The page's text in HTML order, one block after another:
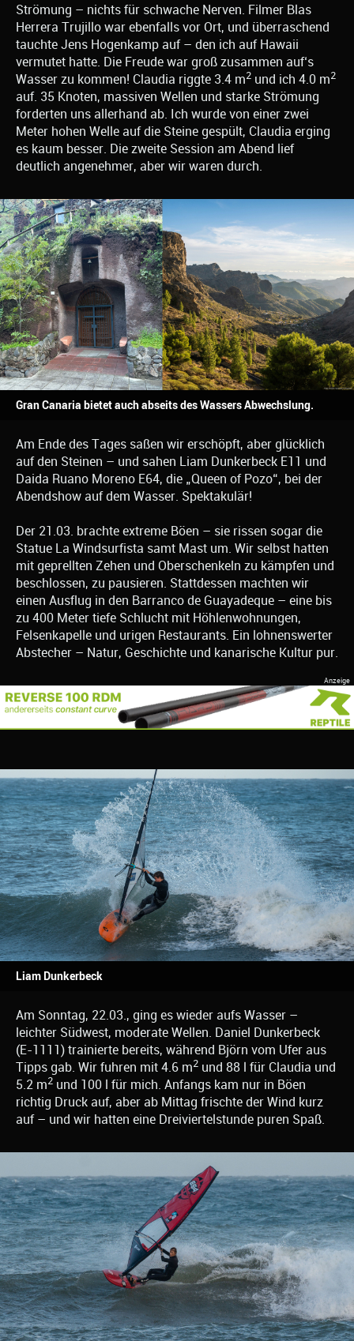
Strömung – nichts für schwache Nerven. Filmer Blas
Herrera Trujillo war ebenfalls vor Ort, und überraschend
tauchte Jens Hogenkamp auf – den ich auf Hawaii
vermutet hatte. Die Freude war groß zusammen auf‘s
Wasser zu kommen! Claudia riggte 3.4 m2 und ich 4.0 m2
auf. 35 Knoten, massiven Wellen und starke Strömung
forderten uns allerhand ab. Ich wurde von einer zwei
Meter hohen Welle auf die Steine gespült, Claudia erging
es kaum besser. Die zweite Session am Abend lief
deutlich angenehmer, aber wir waren durch.
Gran Canaria bietet auch abseits des Wassers Abwechslung.
Am Ende des Tages saßen wir erschöpft, aber glücklich
auf den Steinen – und sahen Liam Dunkerbeck E11 und
Daida Ruano Moreno E64, die „Queen of Pozo“, bei der
Abendshow auf dem Wasser. Spektakulär!
Der 21.03. brachte extreme Böen – sie rissen sogar die
Statue La Windsurfista samt Mast um. Wir selbst hatten
mit geprellten Zehen und Oberschenkeln zu kämpfen und
beschlossen, zu pausieren. Stattdessen machten wir
einen Ausflug in den Barranco de Guayadeque – eine bis
zu 400 Meter tiefe Schlucht mit Höhlenwohnungen,
Felsenkapelle und urigen Restaurants. Ein lohnenswerter
Abstecher – Natur, Geschichte und kanarische Kultur pur.
Liam Dunkerbeck
Am Sonntag, 22.03., ging es wieder aufs Wasser –
leichter Südwest, moderate Wellen. Daniel Dunkerbeck
(E-1111) trainierte bereits, während Björn vom Ufer aus
Tipps gab. Wir fuhren mit 4.6 m2 und 88 l für Claudia und
5.2 m2 und 100 l für mich. Anfangs kam nur in Böen
richtig Druck auf, aber ab Mittag frischte der Wind kurz
auf – und wir hatten eine Dreiviertelstunde puren Spaß.